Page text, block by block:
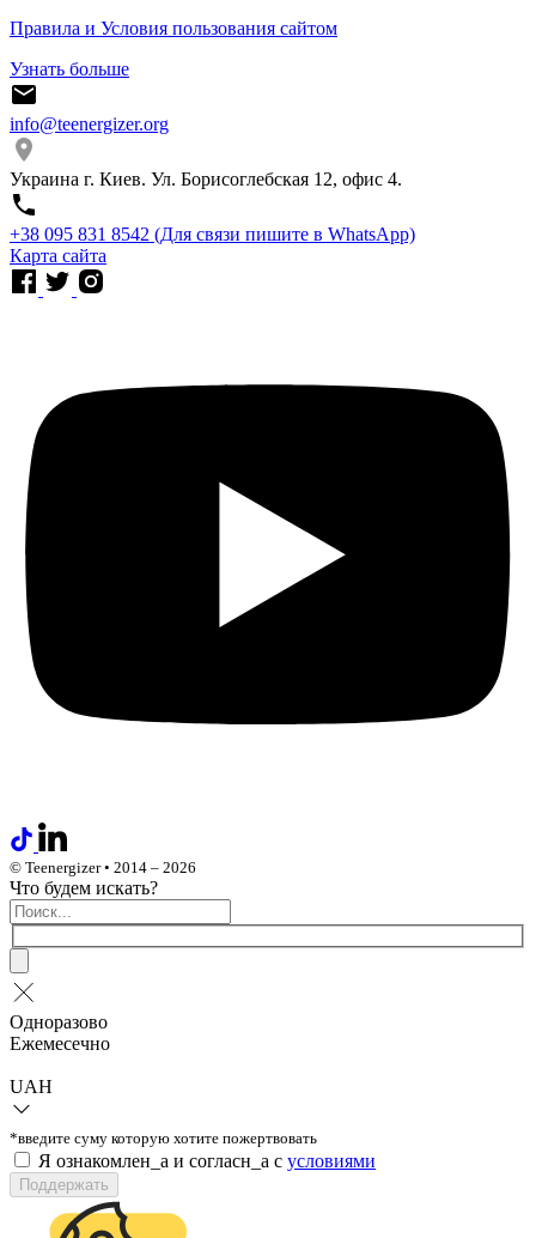
Правила и Условия пользования сайтом
Узнать больше
info@teenergizer.org
Украина г. Киев. Ул. Борисоглебская 12, офис 4.
⁨+38 095 831 8542⁩ (Для связи пишите в WhatsApp)
Карта сайта
© Teenergizer • 2014 – 2026
Что будем искать?
Одноразово
Ежемесечно
UAH
*введите суму которую хотите пожертвовать
Я ознакомлен_а и согласн_а c условиями
Поддержать